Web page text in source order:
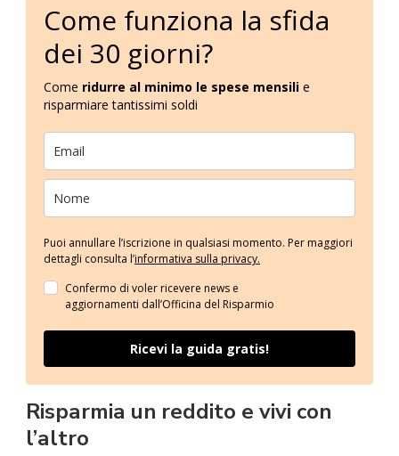
Come funziona la sfida
dei 30 giorni?
Come ridurre al minimo le spese mensili e
risparmiare tantissimi soldi
Puoi annullare l’iscrizione in qualsiasi momento. Per maggiori
dettagli consulta l’informativa sulla privacy.
Confermo di voler ricevere news e
aggiornamenti dall’Officina del Risparmio
Ricevi la guida gratis!
Risparmia un reddito e vivi con
l’altro